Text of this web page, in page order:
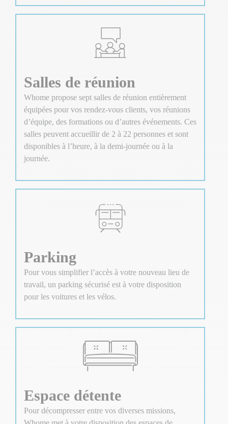
Salles de réunion
Whome propose sept salles de réunion entièrement
équipées pour vos rendez-vous clients, vos réunions
d’équipe, des formations ou d’autres événements. Ces
salles peuvent accueillir de 2 à 22 personnes et sont
disponibles à l’heure, à la demi-journée ou à la
journée.
Parking
Pour vous simplifier l’accès à votre nouveau lieu de
travail, un parking sécurisé est à votre disposition
pour les voitures et les vélos.
Espace détente
Pour décompresser entre vos diverses missions,